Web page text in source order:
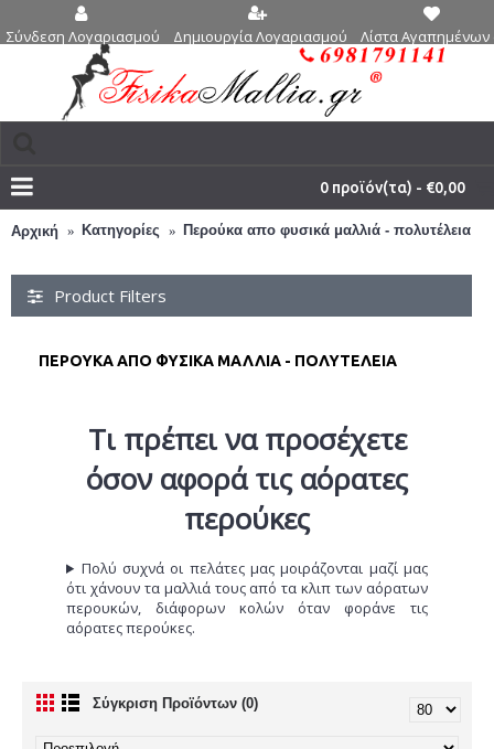
Σύνδεση Λογαριασμού Δημιουργία Λογαριασμού Λίστα Αγαπημένων
0 προϊόν(τα) - €0,00
Αρχική Κατηγορίες Περούκα απο φυσικά μαλλιά - πολυτέλεια
Product Filters
ΠΕΡΟΎΚΑ ΑΠΟ ΦΥΣΙΚΆ ΜΑΛΛΙΆ - ΠΟΛΥΤΈΛΕΙΑ
Τι πρέπει να προσέχετε
όσον αφορά τις αόρατες
περούκες
Πολύ συχνά οι πελάτες μας μοιράζονται μαζί μας
ότι χάνουν τα μαλλιά τους από τα κλιπ των αόρατων
περουκών, διάφορων κολών όταν φοράνε τις
αόρατες περούκες.
Σύγκριση Προϊόντων (0)